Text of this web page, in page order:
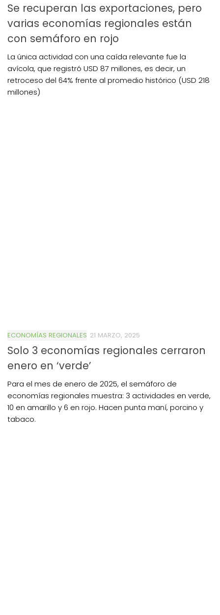
Se recuperan las exportaciones, pero
varias economías regionales están
con semáforo en rojo
La única actividad con una caída relevante fue la
avícola, que registró USD 87 millones, es decir, un
retroceso del 64% frente al promedio histórico (USD 218
millones)
ECONOMÍAS REGIONALES 21 MARZO, 2025
Solo 3 economías regionales cerraron
enero en ‘verde’
Para el mes de enero de 2025, el semáforo de
economías regionales muestra: 3 actividades en verde,
10 en amarillo y 6 en rojo. Hacen punta maní, porcino y
tabaco.